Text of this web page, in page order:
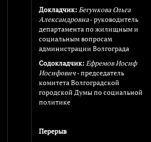
Докладчик: Бегункова Ольга
Александровна- руководитель
департамента по жилищным и
социальным вопросам
администрации Волгограда
Содокладчик: Ефремов Иосиф
Иосифович- председатель
комитета Волгоградской
городской Думы по социальной
политике
Перерыв